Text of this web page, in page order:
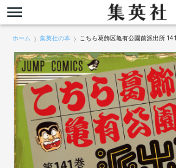
ホーム 集英社の本 こちら葛飾区亀有公園前派出所 141